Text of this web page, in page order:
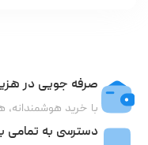
صرفه جویی در
با خرید
دسترسی به تمامی